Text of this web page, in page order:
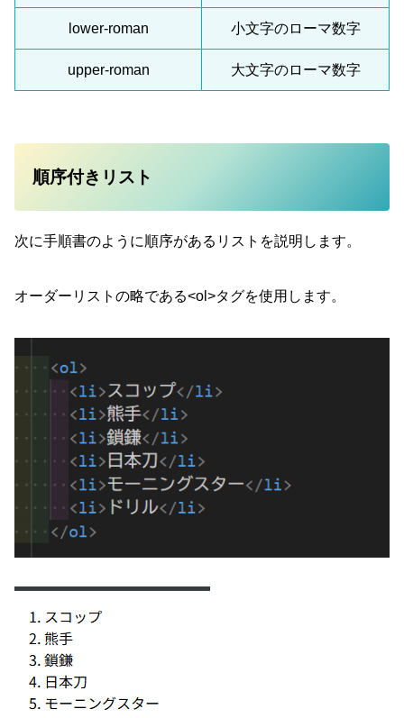
lower-roman 小文字のローマ数字
upper-roman 大文字のローマ数字
順序付きリスト
次に手順書のように順序があるリストを説明します。
オーダーリストの略である<ol>タグを使用します。